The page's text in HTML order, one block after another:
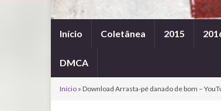
Início Coletânea 2015
DMCA
Início » Download Arrasta-pé danado de bom –